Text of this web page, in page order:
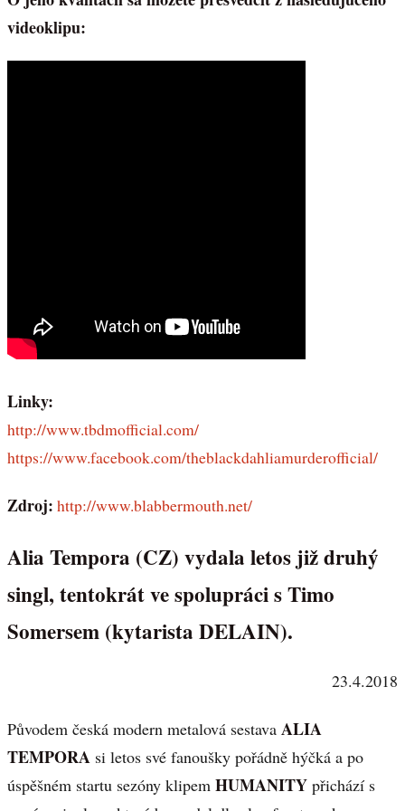
videoklipu:
Linky:
http://www.tbdmofficial.com/
https://www.facebook.com/theblackdahliamurderofficial/
Zdroj: http://www.blabbermouth.net/
Alia Tempora (CZ) vydala letos již druhý
singl, tentokrát ve spolupráci s Timo
Somersem (kytarista DELAIN).
23.4.2018
Původem česká modern metalová sestava ALIA
TEMPORA si letos své fanoušky pořádně hýčká a po
úspěšném startu sezóny klipem HUMANITY přichází s